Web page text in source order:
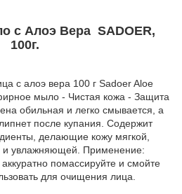
с Алоэ Вера SADOER,
100г.
с алоэ вера 100 г Sadoer Aloe
мыло - Чистая кожа - Защита
обильная и легко смывается, а
после купания. Содержит
делающие кожу мягкой,
и увлажняющей. Применение:
помассируйте и смойте
для очищения лица.